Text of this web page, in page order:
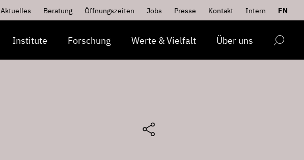
Aktuelles Beratung Öffnungszeiten Jobs Presse Kontakt Intern EN
Institute Forschung Werte & Vielfalt Über uns